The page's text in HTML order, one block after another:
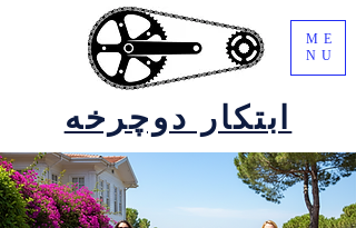
ابتکار دوچرخه
ME
NU